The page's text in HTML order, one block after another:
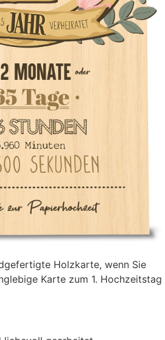
Holzkarte, wenn Sie
Karte zum 1. Hochzeitstag